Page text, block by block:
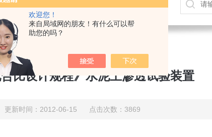
欢迎您！
来自局域网的朋友！有什么可以帮
助您的吗？
,沥青延伸度试验仪,沥青软化点试验仪,测斜仪
验装置
合比设计规程》水泥土渗透试验装置
更新时间：2012-06-15 点击次数：3869